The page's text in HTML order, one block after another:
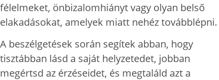
félelmeket, önbizalomhiányt vagy olyan belső
elakadásokat, amelyek miatt nehéz továbblépni.
A beszélgetések során segítek abban, hogy
tisztábban lásd a saját helyzetedet, jobban
megértsd az érzéseidet, és megtaláld azt a